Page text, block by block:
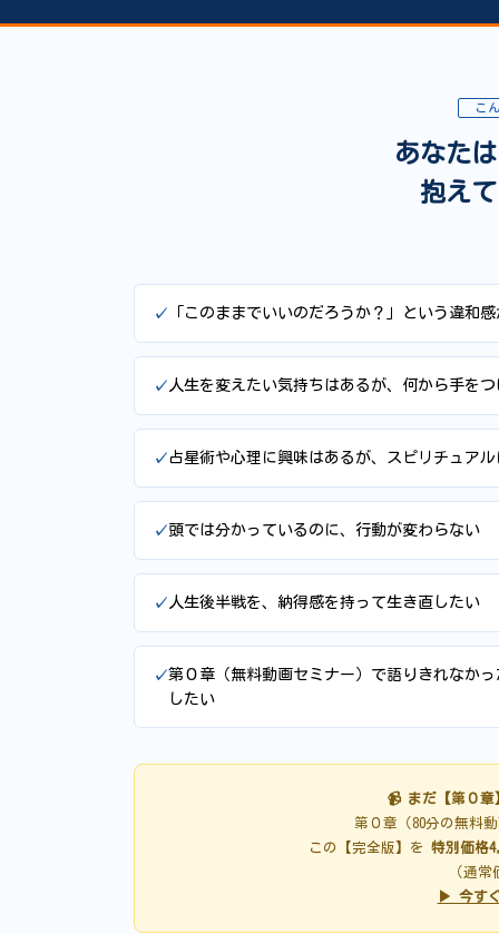
こ
あなた
抱え
「このままでいいのだろうか？」という違和
人生を変えたい気持ちはあるが、何から手を
占星術や心理に興味はあるが、スピリチュア
頭では分かっているのに、行動が変わらない
人生後半戦を、納得感を持って生き直したい
第０章（無料動画セミナー）で語りきれなか
したい
📹 まだ【第０章
第０章（80分の無料
この【完全版】を 特別価格
（通
▶ 今す